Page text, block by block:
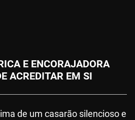
E ENCORAJADORA
ACREDITAR EM SI
de um casarão silencioso e